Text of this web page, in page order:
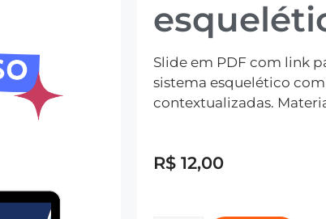
Slide em PDF com link
sistema esquelético
contextualizadas.
R$ 12,00